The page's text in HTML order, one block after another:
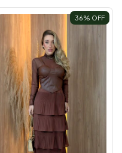
36% OFF